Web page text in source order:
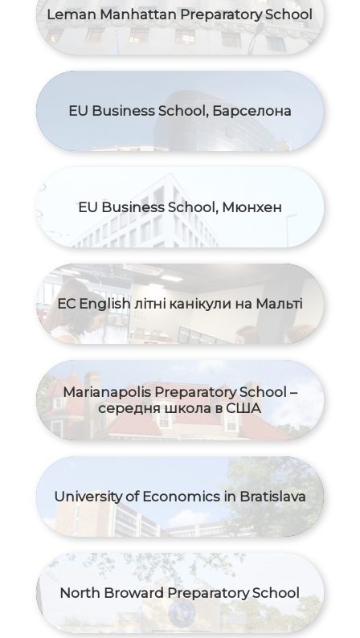
Leman Manhattan Preparatory School
EU Business School, Барселона
EU Business School, Мюнхен
EC English літні канікули на Мальті
Marianapolis Preparatory School –
середня школа в США
University of Economics in Bratislava
North Broward Preparatory School